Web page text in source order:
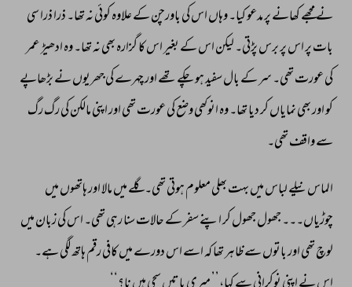
نے مجھے کھانے پر مدعو کیا۔ وہاں اس کی باورچن کے علاوہ کوئی نہ تھا۔ ذرا ذرا سی
بات پر اس پر برس پڑتی۔ لیکن اس کے بغیر اس کا گزارہ بھی نہ تھا۔ وہ ادھیڑ عمر
کی عورت تھی۔ سر کے بال سفید ہو چکے تھے اور چہرے کی جھریوں نے بڑھاپے
کو اور بھی نمایاں کر دیا تھا۔ وہ انوکھی وضع کی عورت تھی اور اپنی مالکن کی رگ رگ
سے واقف تھی۔
الماس نیلے لباس میں بہت بھلی معلوم ہوتی تھی۔ گلے میں مالا اور ہاتھوں میں
چوڑیاں۔۔۔ جھول جھول کر اپنے سفر کے حالات سنا رہی تھی۔ اس کی زبان میں
لوچ تھی اور باتوں سے ظاہر تھا کہ اسے اس دورے میں کافی رقم ہاتھ لگی ہے۔